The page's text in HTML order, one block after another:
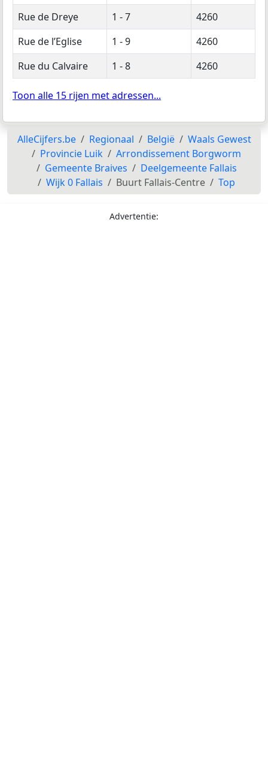
Rue de Dreye 1 - 7
4260
Rue de l’Eglise
1 - 9
4260
Rue du Calvaire
1 - 8 4260
Toon alle 15 rijen met adressen...
AlleCijfers.be Regionaal België
Waals Gewest
Provincie Luik
Arrondissement Borgworm
Gemeente Braives
Deelgemeente Fallais
Wijk 0 Fallais
Buurt Fallais-Centre Top
Advertentie: